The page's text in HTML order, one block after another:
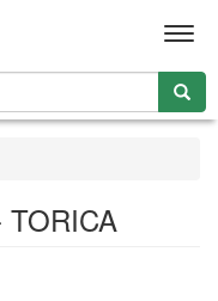
TORICA